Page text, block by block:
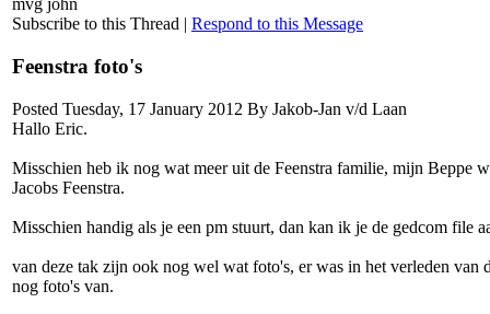
mvg john
Subscribe to this Thread | Respond to this Message
Feenstra foto's
Posted Tuesday, 17 January 2012 By Jakob-Jan v/d Laan
Hallo Eric.
Misschien heb ik nog wat meer uit de Feenstra familie, mijn Beppe
Jacobs Feenstra.
Misschien handig als je een pm stuurt, dan kan ik je de gedcom file
van deze tak zijn ook nog wel wat foto's, er was in het verleden van
nog foto's van.